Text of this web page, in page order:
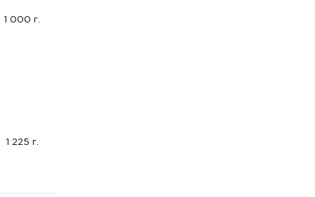
1 000 г.
1 225 г.